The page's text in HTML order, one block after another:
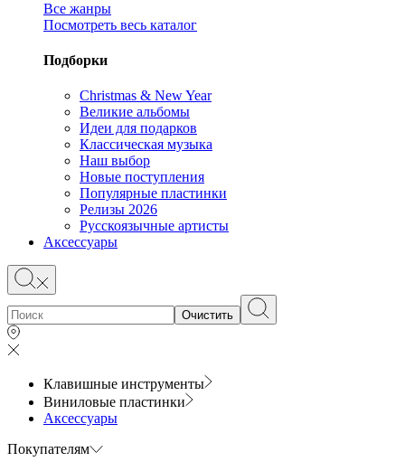
Все жанры
Посмотреть весь каталог
Подборки
Christmas & New Year
Великие альбомы
Идеи для подарков
Классическая музыка
Наш выбор
Новые поступления
Популярные пластинки
Релизы 2026
Русскоязычные артисты
Аксессуары
Очистить
Клавишные инструменты
Виниловые пластинки
Аксессуары
Покупателям